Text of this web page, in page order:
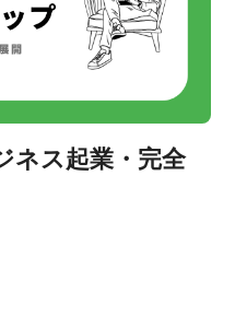
ネス起業・完全